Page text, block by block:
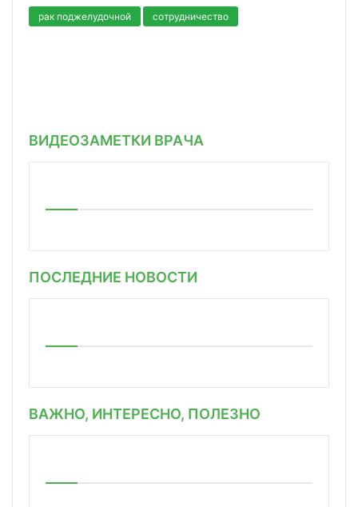
рак поджелудочной сотрудничество
ВИДЕОЗАМЕТКИ ВРАЧА
ПОСЛЕДНИЕ НОВОСТИ
ВАЖНО, ИНТЕРЕСНО, ПОЛЕЗНО